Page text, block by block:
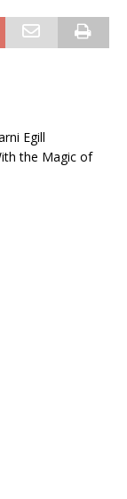
Egill
the Magic of